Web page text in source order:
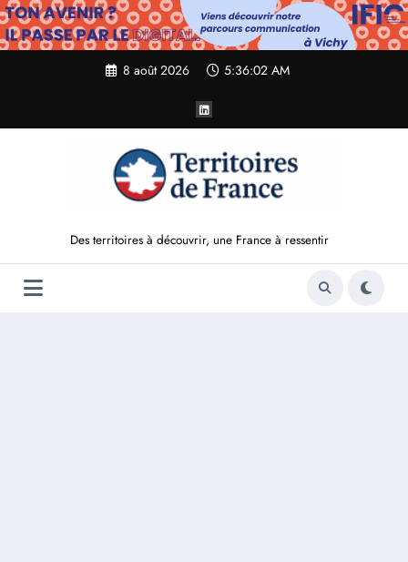
Aller
au
contenu
8 août 2026 5:36:03 AM
Des territoires à découvrir, une France à ressentir